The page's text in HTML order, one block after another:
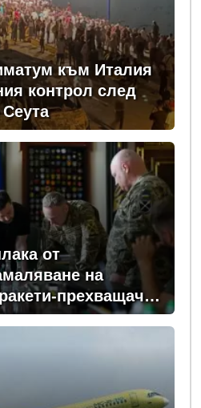
към Италия
контрол след
от
на
прехващачи